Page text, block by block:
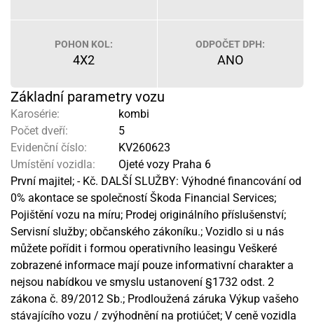
POHON KOL:
4X2
ODPOČET DPH:
ANO
Základní parametry vozu
Karosérie:
kombi
Počet dveří:
5
Evidenční číslo:
KV260623
Umístění vozidla:
Ojeté vozy Praha 6
První majitel; - Kč. DALŠÍ SLUŽBY: Výhodné financování od
0% akontace se společností Škoda Financial Services;
Pojištění vozu na míru; Prodej originálního příslušenství;
Servisní služby; občanského zákoníku.; Vozidlo si u nás
můžete pořídit i formou operativního leasingu Veškeré
zobrazené informace mají pouze informativní charakter a
nejsou nabídkou ve smyslu ustanovení §1732 odst. 2
zákona č. 89/2012 Sb.; Prodloužená záruka Výkup vašeho
stávajícího vozu / zvýhodnění na protiúčet; V ceně vozidla